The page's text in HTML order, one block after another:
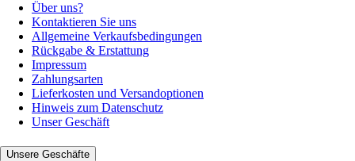
Über uns?
Kontaktieren Sie uns
Allgemeine Verkaufsbedingungen
Rückgabe & Erstattung
Impressum
Zahlungsarten
Lieferkosten und Versandoptionen
Hinweis zum Datenschutz
Unser Geschäft
Unsere Geschäfte